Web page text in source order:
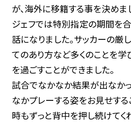
が、海外に移籍する事を決めま
ジェフでは特別指定の期間を
話になりました。サッカーの厳
てのあり方など多くのことを学
を過ごすことができました。
試合でなかなか結果が出なか
なかプレーする姿をお見せす
時もずっと背中を押し続けてく